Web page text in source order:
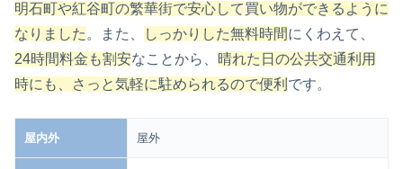
明石町や紅谷町の繁華街で安心して買い物ができるように
なりました。また、 しっかりした無料時間にくわえて、
24時間料金も割安なことから、 晴れた日の公共交通利用
時にも、さっと気軽に駐められるので便利 です。
屋内外 屋外